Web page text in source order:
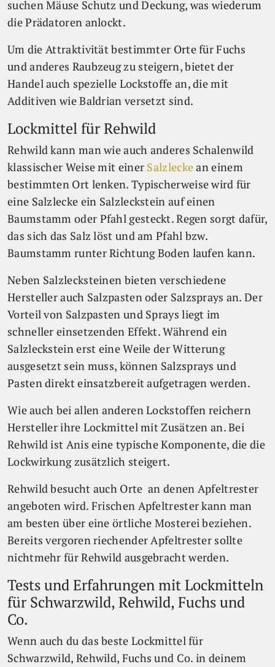
suchen Mäuse Schutz und Deckung, was wiederum
die Prädatoren anlockt.
Um die Attraktivität bestimmter Orte für Fuchs
und anderes Raubzeug zu steigern, bietet der
Handel auch spezielle Lockstoffe an, die mit
Additiven wie Baldrian versetzt sind.
Lockmittel für Rehwild
Rehwild kann man wie auch anderes Schalenwild
klassischer Weise mit einer Salzleckean einem
bestimmten Ort lenken. Typischerweise wird für
eine Salzlecke ein Salzleckstein auf einen
Baumstamm oder Pfahl gesteckt. Regen sorgt dafür,
das sich das Salz löst und am Pfahl bzw.
Baumstamm runter Richtung Boden laufen kann.
Neben Salzlecksteinen bieten verschiedene
Hersteller auch Salzpasten oder Salzsprays an. Der
Vorteil von Salzpasten und Sprays liegt im
schneller einsetzenden Effekt. Während ein
Salzleckstein erst eine Weile der Witterung
ausgesetzt sein muss, können Salzsprays und
Pasten direkt einsatzbereit aufgetragen werden.
Wie auch bei allen anderen Lockstoffen reichern
Hersteller ihre Lockmittel mit Zusätzen an. Bei
Rehwild ist Anis eine typische Komponente, die die
Lockwirkung zusätzlich steigert.
Rehwild besucht auch Orte an denen Apfeltrester
angeboten wird. Frischen Apfeltrester kann man
am besten über eine örtliche Mosterei beziehen.
Bereits vergoren riechender Apfeltrester sollte
nichtmehr für Rehwild ausgebracht werden.
Tests und Erfahrungen mit Lockmitteln
für Schwarzwild, Rehwild, Fuchs und
Co.
Wenn auch du das beste Lockmittel für
Schwarzwild, Rehwild, Fuchs und Co. in deinem